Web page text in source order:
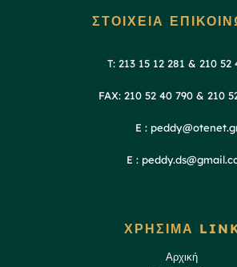
ΣΤΟΙΧΕΙΑ
T: 213 15 12 281 & 210 52
FAX: 210 52 40 790 & 210
E :
E :
ΧΡΗΣΙΜΑ
Αρχική